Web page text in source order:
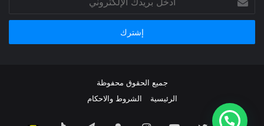
بريدك
الإلكتروني
جميع الحقوق محفوظة
الرئيسية
الشروط والاحكام